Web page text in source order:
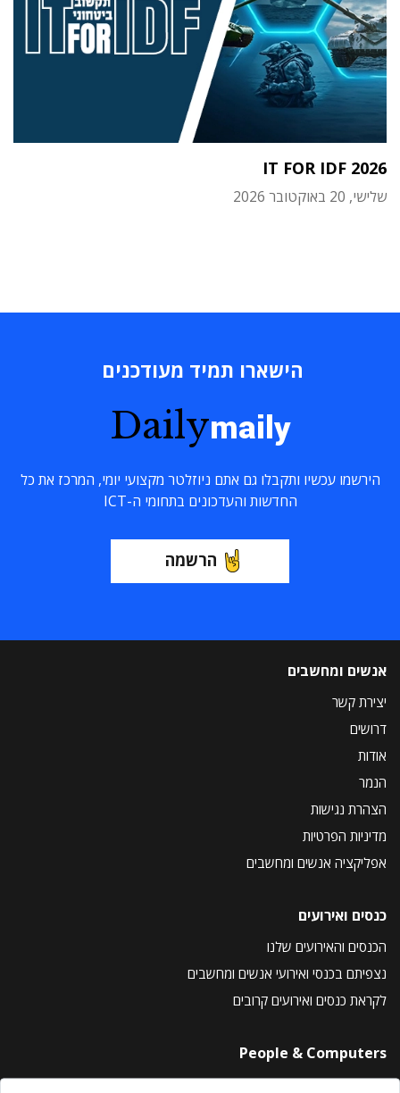
IT FOR IDF 2026
שלישי, 20 באוקטובר 2026
הישארו תמיד מעודכנים
Dailymaily
הירשמו עכשיו ותקבלו גם אתם ניוזלטר מקצועי יומי, המרכז את כל
החדשות והעדכונים בתחומי ה-ICT
הרשמה
אנשים ומחשבים
יצירת קשר
דרושים
אודות
הנמר
הצהרת נגישות
מדיניות הפרטיות
אפליקציה אנשים ומחשבים
כנסים ואירועים
הכנסים והאירועים שלנו
נצפיתם בכנסי ואירועי אנשים ומחשבים
לקראת כנסים ואירועים קרובים
People & Computers
About Us